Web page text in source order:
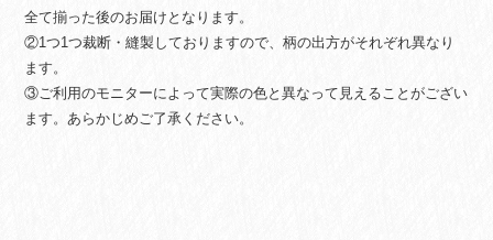
全て揃った後のお届けとなります。
②1つ1つ裁断・縫製しておりますので、柄の出方がそれぞれ異なり
ます。
③ご利用のモニターによって実際の色と異なって見えることがござい
ます。あらかじめご了承ください。